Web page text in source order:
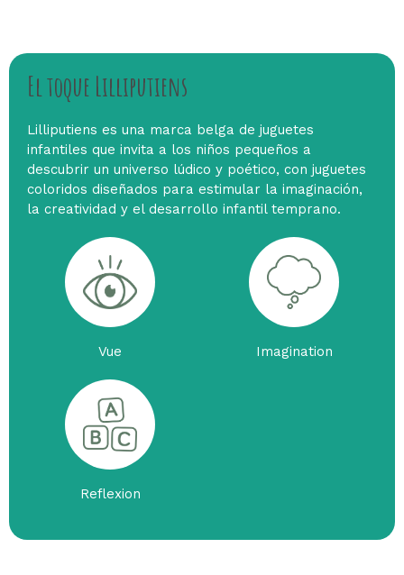
El toque Lilliputiens
Lilliputiens es una marca belga de juguetes
infantiles que invita a los niños pequeños a
descubrir un universo lúdico y poético, con juguetes
coloridos diseñados para estimular la imaginación,
la creatividad y el desarrollo infantil temprano.
Vue Imagination
Reflexion